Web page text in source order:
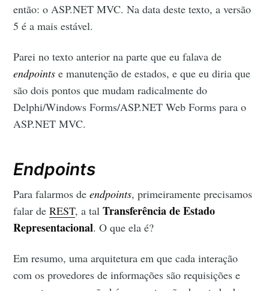
então: o ASP.NET MVC. Na data deste texto, a versão
5 é a mais estável.
Parei no texto anterior na parte que eu falava de
endpoints e manutenção de estados, e que eu diria que
são dois pontos que mudam radicalmente do
Delphi/Windows Forms/ASP.NET Web Forms para o
ASP.NET MVC.
Endpoints
Para falarmos deendpoints, primeiramente precisamos
falar deREST, a talTransferência de Estado
Representacional. O que ela é?
Em resumo, uma arquitetura em que cada interação
com os provedores de informações são requisições e